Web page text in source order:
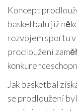
Koncept
basketbalu již
rozvojem sportu
prodloužení
Jak basketbal
se prodloužení